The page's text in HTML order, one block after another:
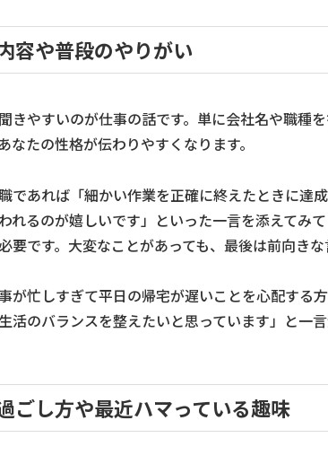
容や普段のやりがい
きやすいのが仕事の話です。単に会社名や職種を
なたの性格が伝わりやすくなります。
であれば「細かい作業を正確に終えたときに達
れるのが嬉しいです」といった一言を添えてみ
要です。大変なことがあっても、最後は前向き
が忙しすぎて平日の帰宅が遅いことを心配する
活のバランスを整えたいと思っています」と一
ごし方や最近ハマっている趣味